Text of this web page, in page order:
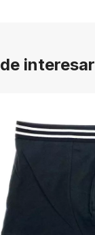
interesar